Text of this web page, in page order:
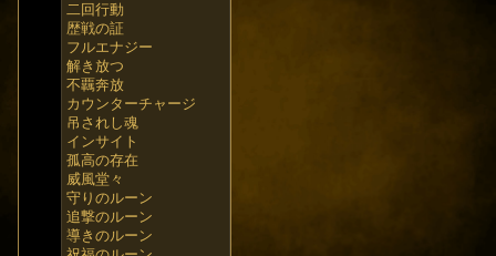
二回行動
歴戦の証
フルエナジー
解き放つ
不覊奔放
カウンターチャージ
吊されし魂
インサイト
孤高の存在
威風堂々
守りのルーン
追撃のルーン
導きのルーン